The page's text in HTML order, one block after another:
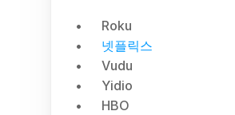
Roku
넷플릭스
Vudu
Yidio
HBO